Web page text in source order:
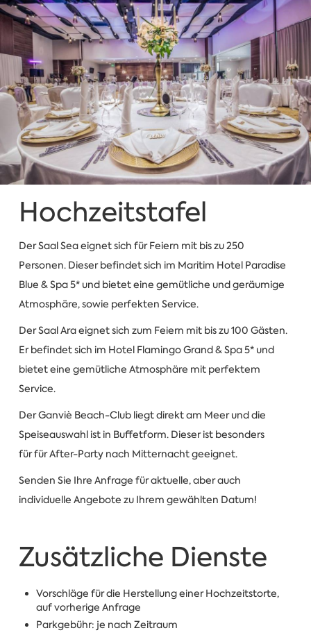
Hochzeitstafel
Der Saal Sea eignet sich für Feiern mit bis zu 250
Personen. Dieser befindet sich im Maritim Hotel Paradise
Blue & Spa 5* und bietet eine gemütliche und geräumige
Atmosphäre, sowie perfekten Service.
Der Saal Ara eignet sich zum Feiern mit bis zu 100 Gästen.
Er befindet sich im Hotel Flamingo Grand & Spa 5* und
bietet eine gemütliche Atmosphäre mit perfektem
Service.
Der Ganviè Beach-Club liegt direkt am Meer und die
Speiseauswahl ist in Buffetform. Dieser ist besonders
für für After-Party nach Mitternacht geeignet.
Senden Sie Ihre Anfrage für aktuelle, aber auch
individuelle Angebote zu Ihrem gewählten Datum!
Zusätzliche Dienste
Vorschläge für die Herstellung einer Hochzeitstorte,
auf vorherige Anfrage
Parkgebühr: je nach Zeitraum